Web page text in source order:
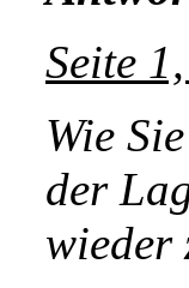
Seite
Wie
der
wieder